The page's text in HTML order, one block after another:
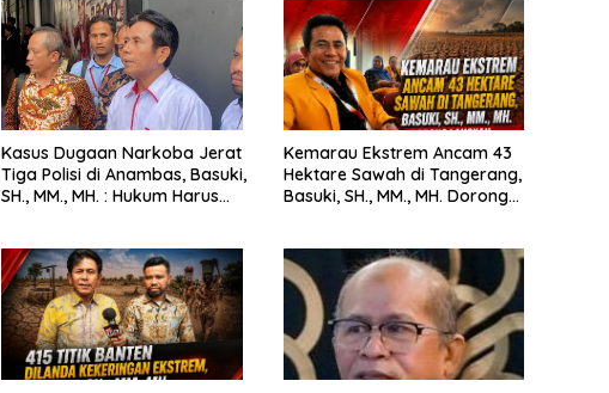
Kasus Dugaan Narkoba Jerat
Tiga Polisi di Anambas, Basuki,
SH., MM., MH. : Hukum Harus
Kemarau Ekstrem Ancam 43
Hektare Sawah di Tangerang,
Basuki, SH., MM., MH. Dorong